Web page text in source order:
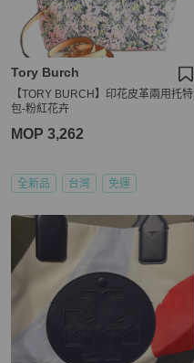
Tory Burch
【TORY BURCH】印花皮革兩用托特
包-粉紅花卉
MOP 3,262
全新品 台灣 免運